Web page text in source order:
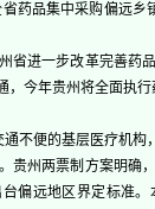
药品集中采购偏远乡
进一步改革完善药
今年贵州将全面执
便的基层医疗机构
州两票制方案明确
偏远地区界定标准